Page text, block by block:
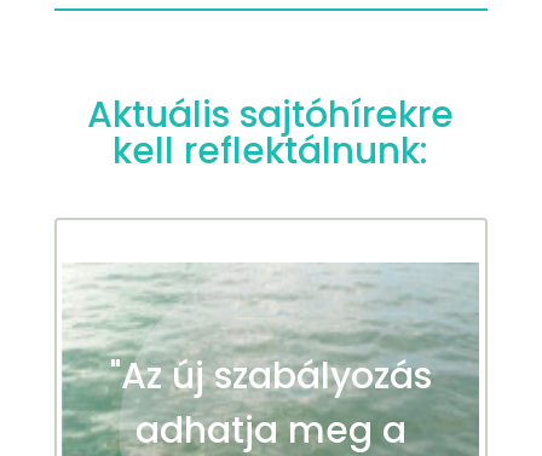
Aktuális sajtóhírekre
kell reflektálnunk:
"Az új szabályozás
adhatja meg a